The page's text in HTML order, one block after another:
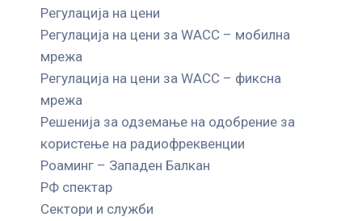
Регулација на цени
Регулација на цени за WACC – мобилна
мрежа
Регулација на цени за WACC – фиксна
мрежа
Решенија за одземање на одобрение за
користење на радиофреквенции
Роаминг – Западен Балкан
РФ спектар
Сектори и служби